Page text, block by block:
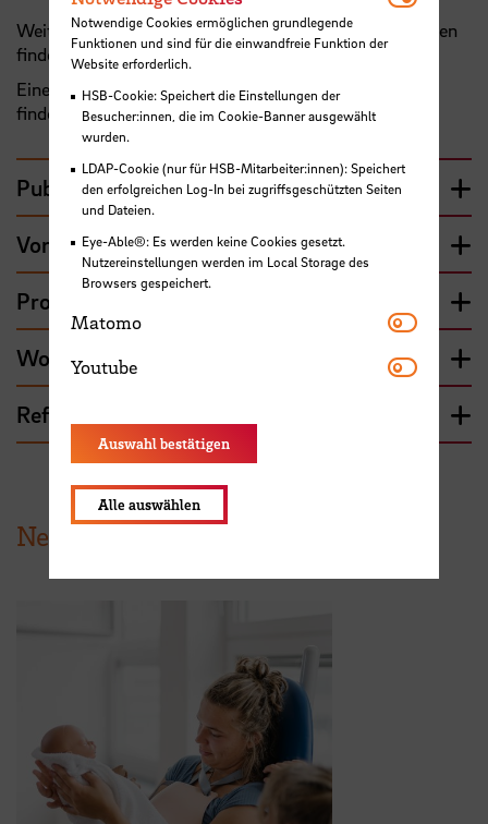
Weiterführende Informationen zu sämtlichen Aktivitäten
finden Sie auf meinerpersönlichen Homepage.
Eine aktuelle Übersicht über sämtliche Publikationen
finden Sie aufResearchGate.
Publikationsverzeichnis
Vorträge
Projekte (Übersicht)
Workshops (Auswahl)
Referenzen Supervision
News aus der HSB
Notwendige Cookies ermöglichen grundlegende
Funktionen und sind für die einwandfreie Funktion der
Website erforderlich.
HSB-Cookie: Speichert die Einstellungen der
Besucher:innen, die im Cookie-Banner ausgewählt
wurden.
LDAP-Cookie (nur für HSB-Mitarbeiter:innen): Speichert
den erfolgreichen Log-In bei zugriffsgeschützten Seiten
und Dateien.
Eye-Able®: Es werden keine Cookies gesetzt.
Nutzereinstellungen werden im Local Storage des
Browsers gespeichert.
Matomo Matomo
Youtube Youtube
Auswahl bestätigen
Alle auswählen